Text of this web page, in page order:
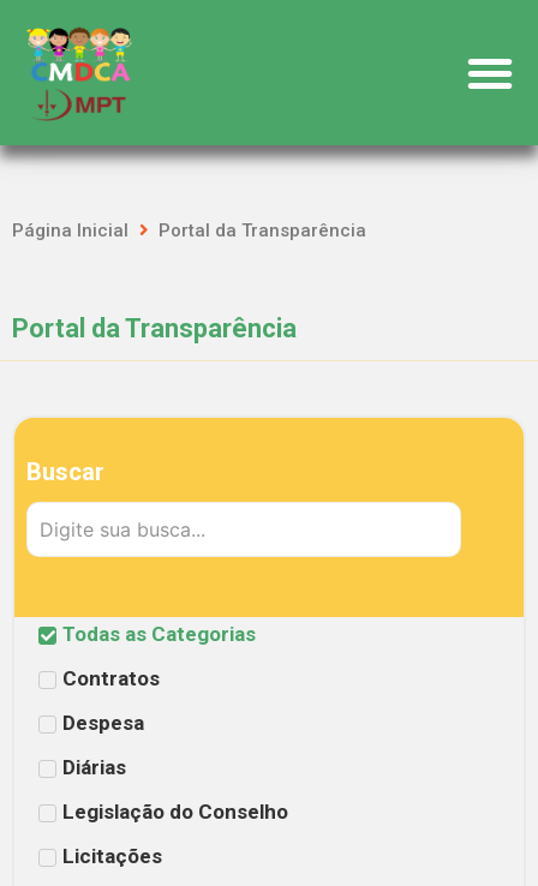
Página Inicial Portal da Transparência
Portal da Transparência
Buscar
Todas as Categorias
Contratos
Despesa
Diárias
Legislação do Conselho
Licitações